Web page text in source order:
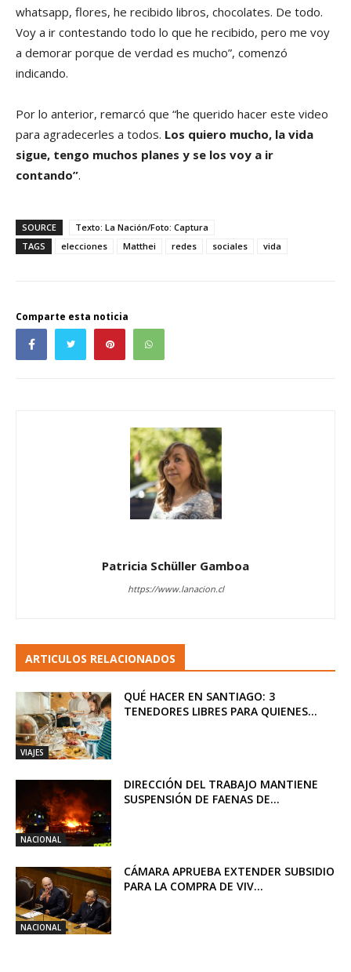
whatsapp, flores, he recibido libros, chocolates. De todo.
Voy a ir contestando todo lo que he recibido, pero me voy
a demorar porque de verdad es mucho”, comenzó
indicando.
Por lo anterior, remarcó que “he querido hacer este video
para agradecerles a todos. Los quiero mucho, la vida
sigue, tengo muchos planes y se los voy a ir
contando”.
SOURCE
Texto: La Nación/Foto: Captura
TAGS
elecciones Matthei redes sociales vida
Comparte esta noticia
Patricia Schüller Gamboa
https://www.lanacion.cl
ARTICULOS RELACIONADOS
VIAJES
QUÉ HACER EN SANTIAGO: 3
TENEDORES LIBRES PARA QUIENES...
NACIONAL
DIRECCIÓN DEL TRABAJO MANTIENE
SUSPENSIÓN DE FAENAS DE...
NACIONAL
CÁMARA APRUEBA EXTENDER SUBSIDIO
PARA LA COMPRA DE VIV...